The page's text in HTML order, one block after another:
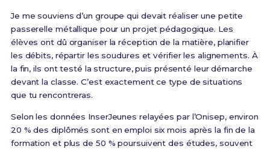
Je me souviens d’un groupe qui devait réaliser une petite
passerelle métallique pour un projet pédagogique. Les
élèves ont dû organiser la réception de la matière, planifier
les débits, répartir les soudures et vérifier les alignements. À
la fin, ils ont testé la structure, puis présenté leur démarche
devant la classe. C’est exactement ce type de situations
que tu rencontreras.
Selon les données InserJeunes relayées par l’Onisep, environ
20 % des diplômés sont en emploi six mois après la fin de la
formation et plus de 50 % poursuivent des études, souvent